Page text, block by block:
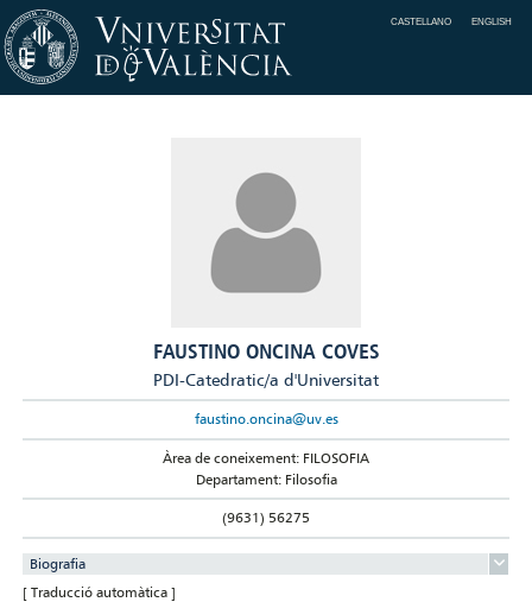
CASTELLANO ENGLISH
FAUSTINO ONCINA COVES
PDI-Catedratic/a d'Universitat
faustino.oncina@uv.es
Àrea de coneixement: FILOSOFIA
Departament: Filosofia
(9631) 56275
Biografia
[ Traducció automàtica ]